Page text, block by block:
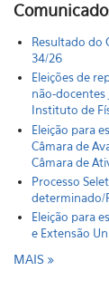
Resultado do
34/26
Eleições de
não-docentes
Instituto de
Eleição para
Câmara de
Câmara de
Processo
determinado/
Eleição para
e Extensão
MAIS